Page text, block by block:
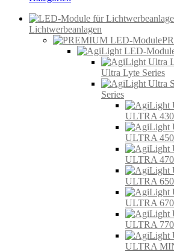
Lichtwerbeanlagen
Ultra Lyte Series
Series
ULTRA 430
ULTRA 450
ULTRA 470
ULTRA 650
ULTRA 670
ULTRA 770
ULTRA